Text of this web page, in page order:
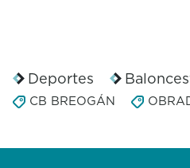
Deportes
CB BREOGÁN